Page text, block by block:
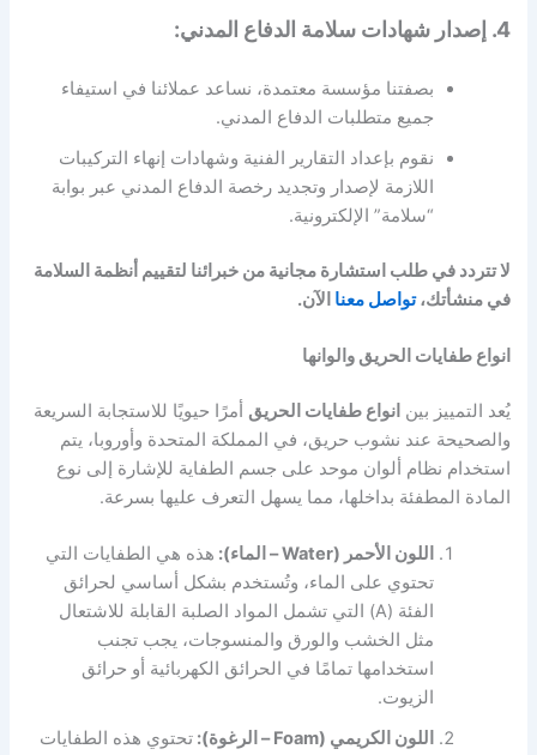
4. إصدار شهادات سلامة الدفاع المدني:
بصفتنا مؤسسة معتمدة، نساعد عملائنا في استيفاء
جميع متطلبات الدفاع المدني.
نقوم بإعداد التقارير الفنية وشهادات إنهاء التركيبات
اللازمة لإصدار وتجديد رخصة الدفاع المدني عبر بوابة
“سلامة” الإلكترونية.
لا تتردد في طلب استشارة مجانية من خبرائنا لتقييم أنظمة السلامة
في منشأتك،تواصل معنا الآن.
انواع طفايات الحريق والوانها
يُعد التمييز بين انواع طفايات الحريق أمرًا حيويًا للاستجابة السريعة
والصحيحة عند نشوب حريق، في المملكة المتحدة وأوروبا، يتم
استخدام نظام ألوان موحد على جسم الطفاية للإشارة إلى نوع
المادة المطفئة بداخلها، مما يسهل التعرف عليها بسرعة.
اللون الأحمر (Water – الماء):
هذه هي الطفايات التي
تحتوي على الماء، وتُستخدم بشكل أساسي لحرائق
الفئة (A) التي تشمل المواد الصلبة القابلة للاشتعال
مثل الخشب والورق والمنسوجات، يجب تجنب
استخدامها تمامًا في الحرائق الكهربائية أو حرائق
الزيوت.
اللون الكريمي (Foam – الرغوة):
تحتوي هذه الطفايات